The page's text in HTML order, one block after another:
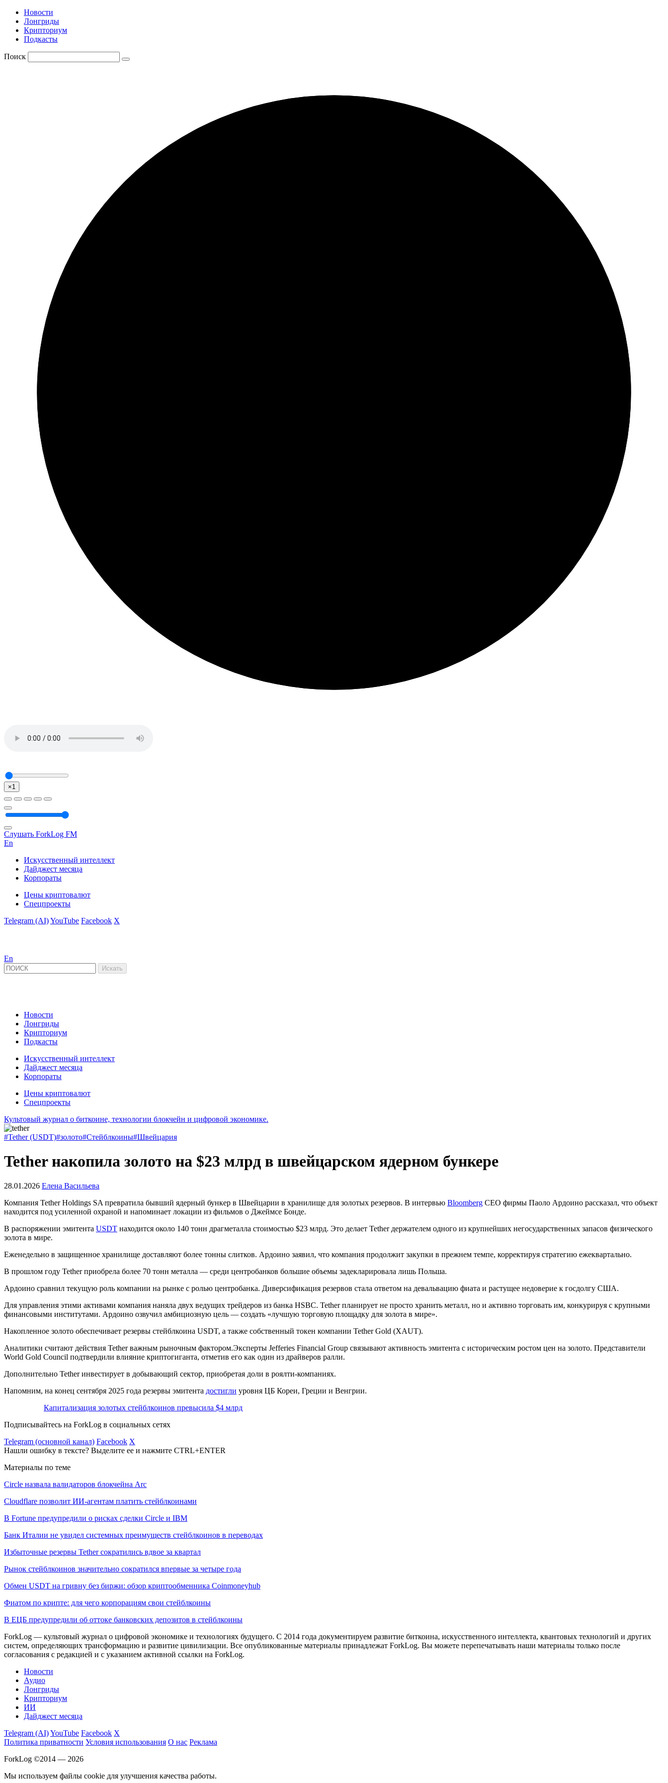
Новости
Лонгриды
Крипториум
Подкасты
Поиск
×1
Слушать ForkLog FM
En
Искусственный интеллект
Дайджест месяца
Корпораты
Цены криптовалют
Спецпроекты
Telegram (AI)YouTube Facebook X
En
Новости
Лонгриды
Крипториум
Подкасты
Искусственный интеллект
Дайджест месяца
Корпораты
Цены криптовалют
Спецпроекты
Культовый журнал о биткоине, технологии блокчейн и цифровой экономике.
#Tether (USDT)#золото#Стейблкоины#Швейцария
Tether накопила золото на $23 млрд в швейцарском ядерном бункере
28.01.2026 Елена Васильева
Компания Tether Holdings SA превратила бывший ядерный бункер в Швейцарии в хранилище для золотых резервов. В интервью Bloomberg CEO фирмы Паоло Ардоино рассказал, что объект
находится под усиленной охраной и напоминает локации из фильмов о Джеймсе Бонде.
В распоряжении эмитента USDT находится около 140 тонн драгметалла стоимостью $23 млрд. Это делает Tether держателем одного из крупнейших негосударственных запасов физического
золота в мире.
Еженедельно в защищенное хранилище доставляют более тонны слитков. Ардоино заявил, что компания продолжит закупки в прежнем темпе, корректируя стратегию ежеквартально.
В прошлом году Tether приобрела более 70 тонн металла — среди центробанков большие объемы задекларировала лишь Польша.
Ардоино сравнил текущую роль компании на рынке с ролью центробанка. Диверсификация резервов стала ответом на девальвацию фиата и растущее недоверие к госдолгу США.
Для управления этими активами компания наняла двух ведущих трейдеров из банка HSBC. Tether планирует не просто хранить металл, но и активно торговать им, конкурируя с крупными
финансовыми институтами. Ардоино озвучил амбициозную цель — создать «лучшую торговую площадку для золота в мире».
Накопленное золото обеспечивает резервы стейблкоина USDT, а также собственный токен компании Tether Gold (XAUT).
Аналитики считают действия Tether важным рыночным фактором.Эксперты Jefferies Financial Group связывают активность эмитента с историческим ростом цен на золото. Представители
World Gold Council подтвердили влияние криптогиганта, отметив его как один из драйверов ралли.
Дополнительно Tether инвестирует в добывающий сектор, приобретая доли в роялти-компаниях.
Напомним, на конец сентября 2025 года резервы эмитента достигли уровня ЦБ Кореи, Греции и Венгрии.
Капитализация золотых стейблкоинов превысила $4 млрд
Подписывайтесь на ForkLog в социальных сетях
Telegram (основной канал) Facebook X
Нашли ошибку в тексте? Выделите ее и нажмите CTRL+ENTER
Материалы по теме
Circle назвала валидаторов блокчейна Arc
Cloudflare позволит ИИ-агентам платить стейблкоинами
В Fortune предупредили о рисках сделки Circle и IBM
Банк Италии не увидел системных преимуществ стейблкоинов в переводах
Избыточные резервы Tether сократились вдвое за квартал
Рынок стейблкоинов значительно сократился впервые за четыре года
Обмен USDT на гривну без биржи: обзор криптообменника Coinmoneyhub
Фиатом по крипте: для чего корпорациям свои стейблкоины
В ЕЦБ предупредили об оттоке банковских депозитов в стейблкоины
ForkLog — культовый журнал о цифровой экономике и технологиях будущего. С 2014 года документируем развитие биткоина, искусственного интеллекта, квантовых технологий и других
систем, определяющих трансформацию и развитие цивилизации. Все опубликованные материалы принадлежат ForkLog. Вы можете перепечатывать наши материалы только после
согласования с редакцией и с указанием активной ссылки на ForkLog.
Новости
Аудио
Лонгриды
Крипториум
ИИ
Дайджест месяца
Telegram (AI)YouTube Facebook X
Политика приватности Условия использования О нас Реклама
ForkLog ©2014 — 2026
Мы используем файлы cookie для улучшения качества работы.